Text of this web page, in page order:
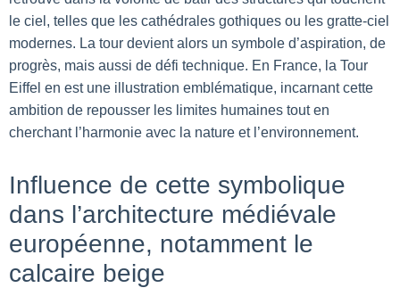
le ciel, telles que les cathédrales gothiques ou les gratte-ciel
modernes. La tour devient alors un symbole d’aspiration, de
progrès, mais aussi de défi technique. En France, la Tour
Eiffel en est une illustration emblématique, incarnant cette
ambition de repousser les limites humaines tout en
cherchant l’harmonie avec la nature et l’environnement.
Influence de cette symbolique
dans l’architecture médiévale
européenne, notamment le
calcaire beige